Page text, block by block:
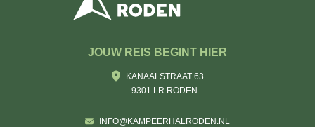
JOUW REIS BEGINT HIER
KANAALSTRAAT 63
9301 LR RODEN
INFO@KAMPEERHALRODEN.NL